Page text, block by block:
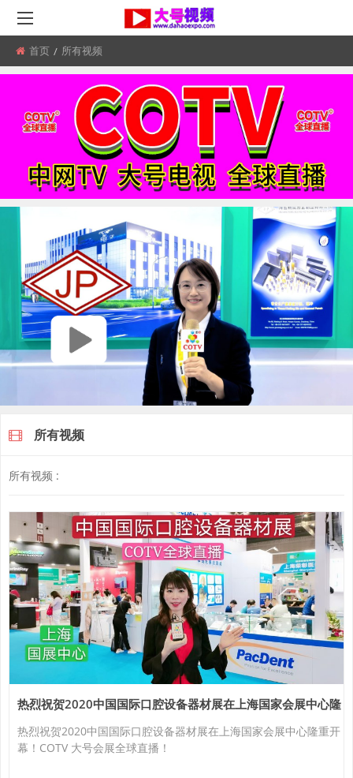
首页
当
前
所有视频
所有视频
所有视频 :
热烈祝贺2020中国国际口腔设备器材展在上海国家会展中心隆
重开幕！
热烈祝贺2020中国国际口腔设备器材展在上海国家会展中心隆重开
幕！COTV 大号会展全球直播！